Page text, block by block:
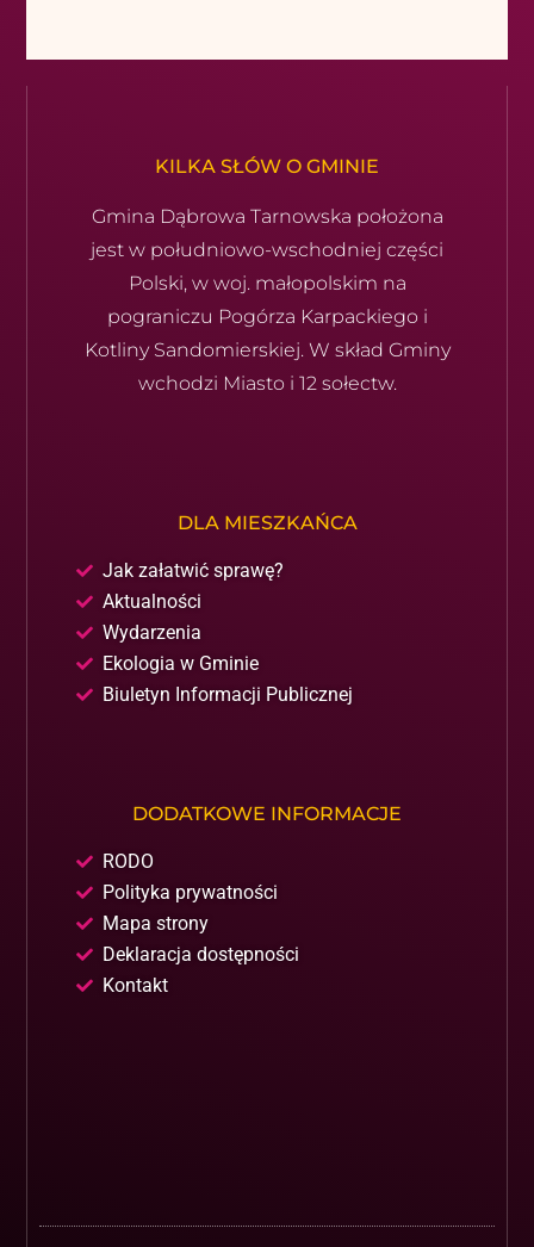
KILKA SŁÓW O GMINIE
Gmina Dąbrowa Tarnowska położona
jest w południowo-wschod­niej części
Polski, w woj. małopolskim na
pograniczu Pogórza Karpackiego i
Kotliny Sandomierskiej. W skład Gminy
wchodzi Miasto i 12 sołectw.
DLA MIESZKAŃCA
Jak załatwić sprawę?
Aktualności
Wydarzenia
Ekologia w Gminie
Biuletyn Informacji Publicznej
DODATKOWE INFORMACJE
RODO
Polityka prywatności
Mapa strony
Deklaracja dostępności
Kontakt